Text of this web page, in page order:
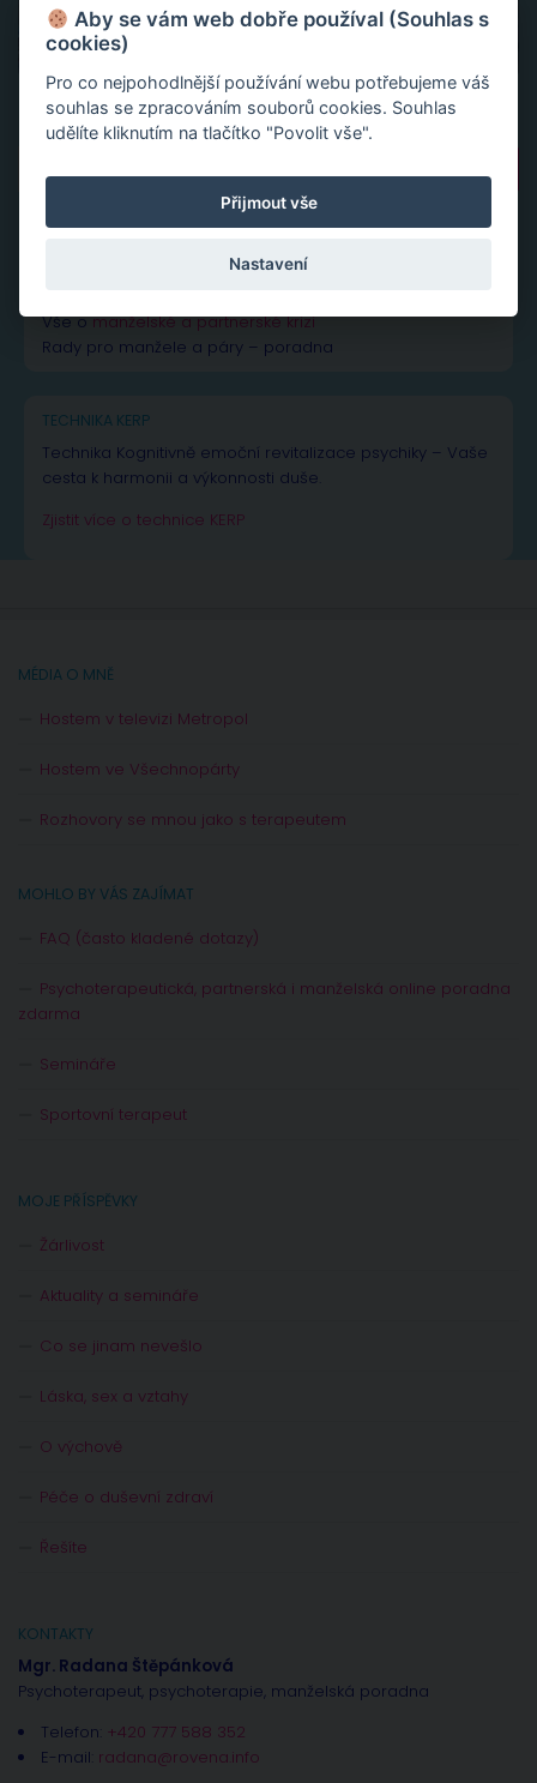
NEJČTENĚJŠÍ PŘÍSPĚVKY A ČLÁNKY
Vše omanželské a partnerské krizi
Rady pro manžele a páry – poradna
TECHNIKA KERP
Technika Kognitivně emoční revitalizace psychiky – Vaše
cesta k harmonii a výkonnosti duše.
Zjistit více o technice KERP
MÉDIA O MNĚ
Hostem v televizi Metropol
Hostem ve Všechnopárty
Rozhovory se mnou jako s terapeutem
MOHLO BY VÁS ZAJÍMAT
FAQ (často kladené dotazy)
Psychoterapeutická, partnerská i manželská online poradna
zdarma
Semináře
Sportovní terapeut
MOJE PŘÍSPĚVKY
Žárlivost
Aktuality a semináře
Co se jinam nevešlo
Láska, sex a vztahy
O výchově
Péče o duševní zdraví
Řešíte
KONTAKTY
Mgr. Radana Štěpánková
Psychoterapeut, psychoterapie, manželská poradna
Telefon: +420 777 588 352
E-mail: radana@rovena.info
Aby se vám web dobře používal (Souhlas s
cookies)
Pro co nejpohodlnější používání webu potřebujeme váš
souhlas se zpracováním souborů cookies. Souhlas
udělíte kliknutím na tlačítko "Povolit vše".
Přijmout vše
Nastavení